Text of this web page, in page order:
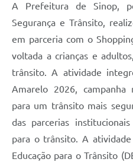
A Prefeitura de Sinop,
Segurança e Trânsito,
em parceria com o
voltada a crianças e
trânsito. A atividade
Amarelo 2026, campanha
para um trânsito mais
das parcerias
para o trânsito. A
Educação para o Trânsito